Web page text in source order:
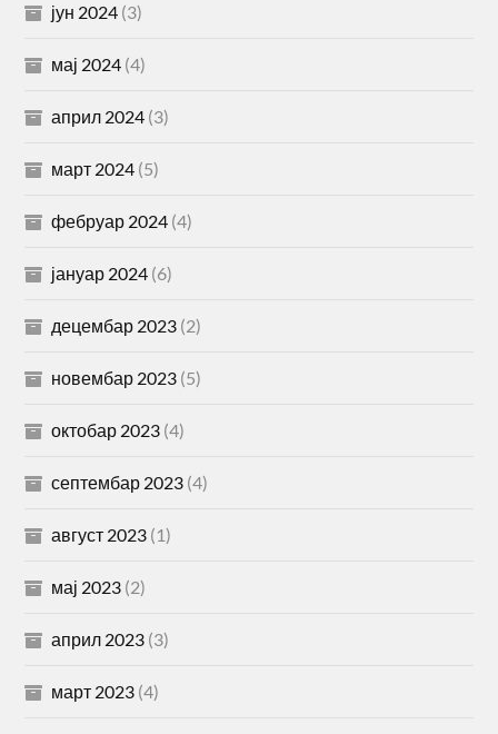
јун 2024 (3)
мај 2024 (4)
април 2024 (3)
март 2024 (5)
фебруар 2024 (4)
јануар 2024 (6)
децембар 2023 (2)
новембар 2023 (5)
октобар 2023 (4)
септембар 2023 (4)
август 2023 (1)
мај 2023 (2)
април 2023 (3)
март 2023 (4)